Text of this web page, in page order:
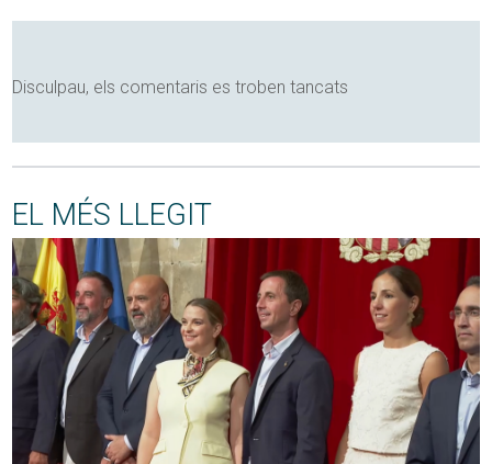
Disculpau, els comentaris es troben tancats
EL MÉS LLEGIT